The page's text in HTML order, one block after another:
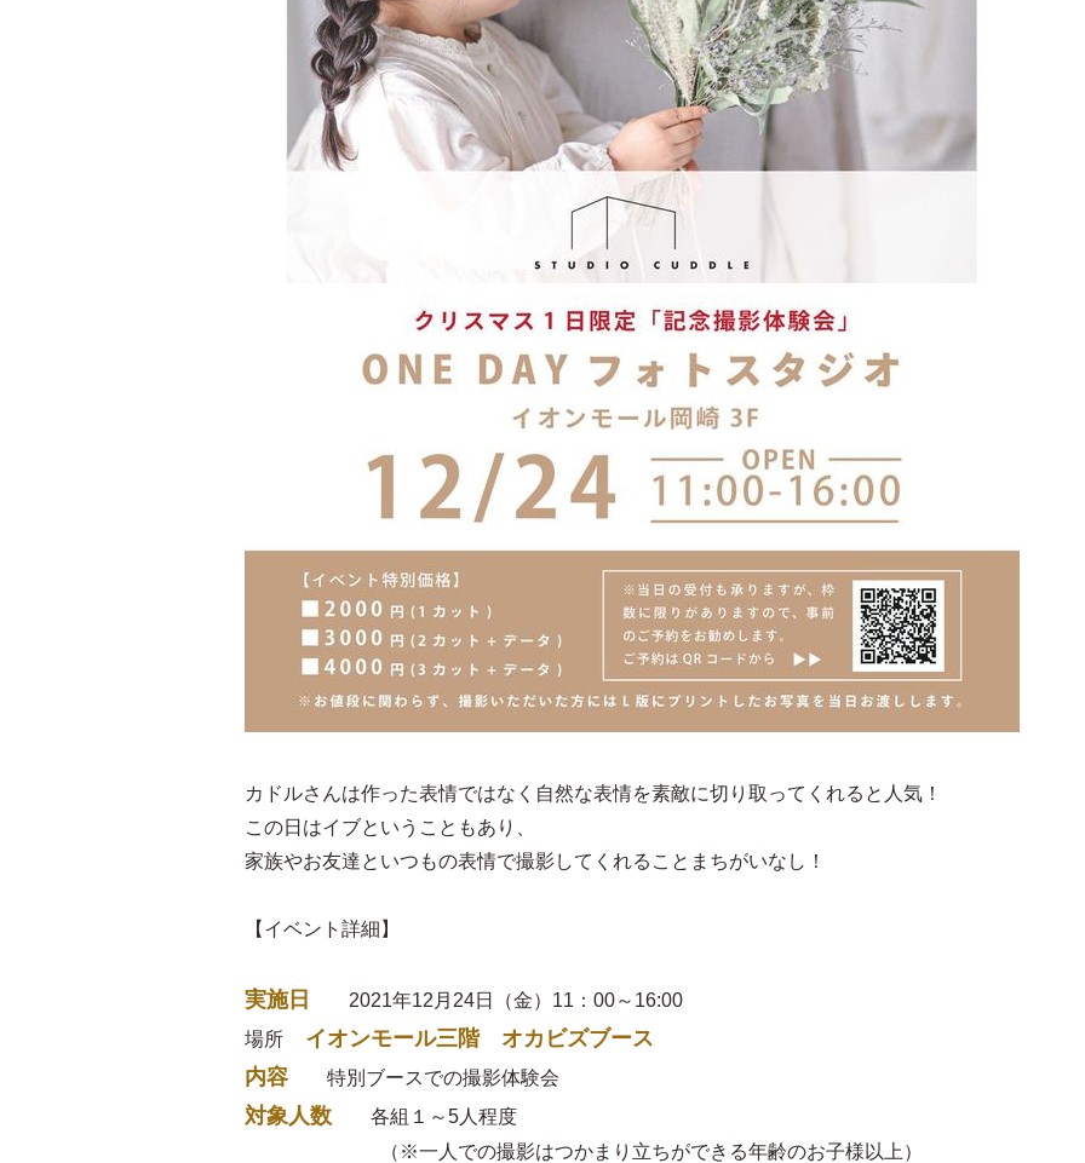
カドルさんは作った表情ではなく自然な表情を素敵に切り取ってくれると人気！
この日はイブということもあり、
家族やお友達といつもの表情で撮影してくれることまちがいなし！
【イベント詳細】
実施日
2021年12月24日（金）11：00～16:00
場所 イオンモール三階 オカビズブース
内容 特別ブースでの撮影体験会
対象人数 各組１～5人程度
（※一人での撮影はつかまり立ちができる年齢のお子様以上）